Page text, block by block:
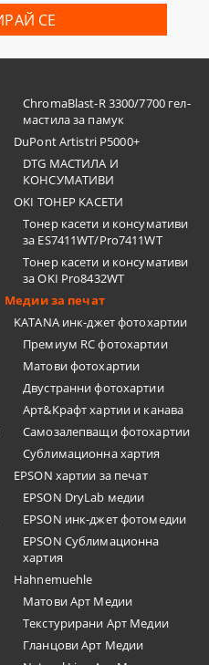
ChromaBlast-R 3300/7700 гел-
мастила за памук
DuPont Artistri P5000+
DTG МАСТИЛА И
КОНСУМАТИВИ
OKI ТОНЕР КАСЕТИ
Тонер касети и консумативи
за ES7411WT/Pro7411WT
Тонер касети и консумативи
за OKI Pro8432WT
Медии за печат
KATANA инк-джет фотохартии
Премиум RC фотохартии
Матови фотохартии
Двустранни фотохартии
Арт&Крафт хартии и канава
Самозалепващи фотохартии
Сублимационна хартия
EPSON хартии за печат
EPSON DryLab медии
EPSON инк-джет фотомедии
EPSON Сублимационна
хартия
Hahnemuehle
Матови Арт Медии
Текстурирани Арт Медии
Гланцови Арт Медии